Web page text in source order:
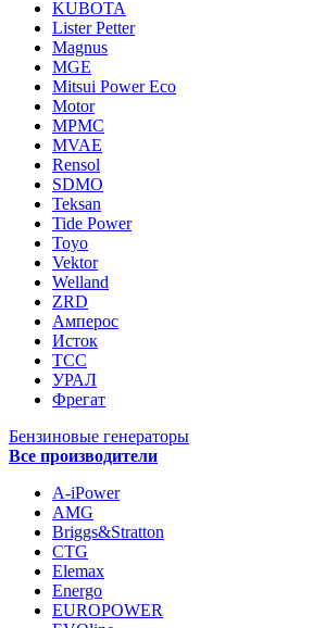
KUBOTA
Lister Petter
Magnus
MGE
Mitsui Power Eco
Motor
MPMC
MVAE
Rensol
SDMO
Teksan
Tide Power
Toyo
Vektor
Welland
ZRD
Амперос
Исток
ТСС
УРАЛ
Фрегат
Бензиновые генераторы
Все производители
A-iPower
AMG
Briggs&Stratton
CTG
Elemax
Energo
EUROPOWER